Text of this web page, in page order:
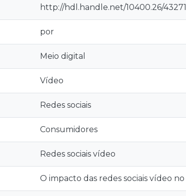
http://hdl.handle.net/10400.26/43271
por
Meio digital
Vídeo
Redes sociais
Consumidores
Redes sociais vídeo
O impacto das redes sociais vídeo